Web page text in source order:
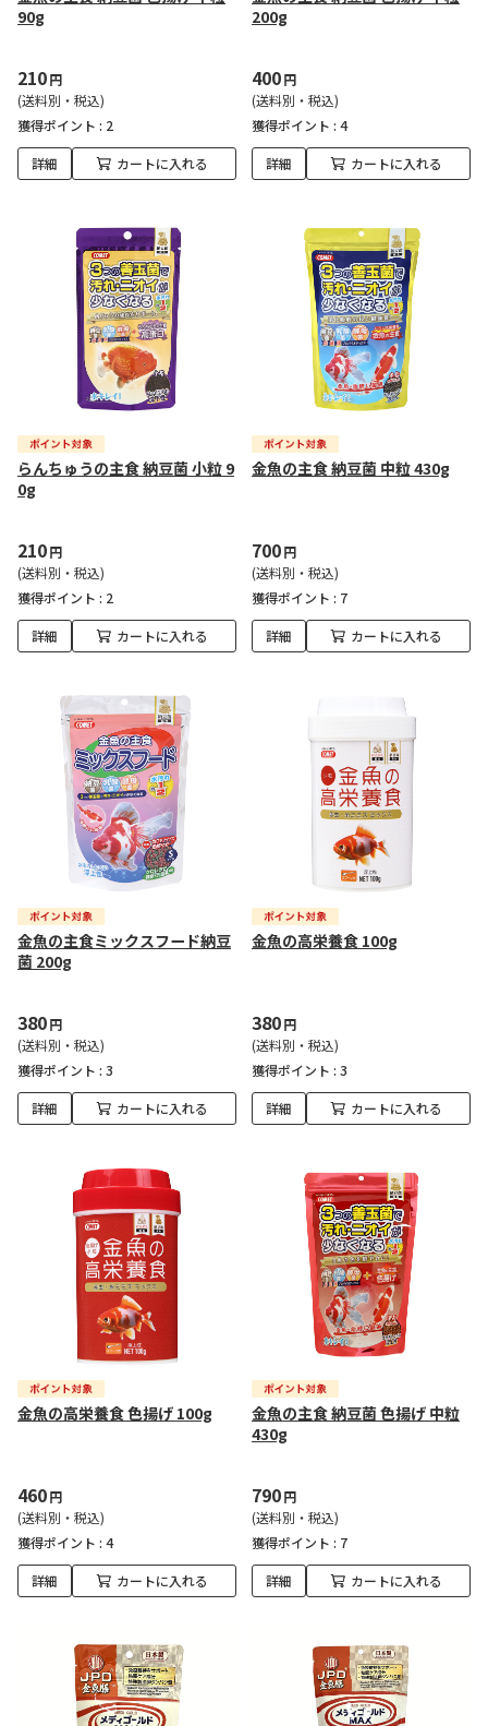
90g
210円
(送料別・税込)
獲得ポイント : 2
詳細 カートに入れる
200g
400円
(送料別・税込)
獲得ポイント : 4
詳細 カートに入れる
らんちゅうの主食 納豆菌 小粒 9
0g
210円
(送料別・税込)
獲得ポイント : 2
詳細 カートに入れる
金魚の主食 納豆菌 中粒 430g
700円
(送料別・税込)
獲得ポイント : 7
詳細 カートに入れる
金魚の主食ミックスフード納豆
菌 200g
380円
(送料別・税込)
獲得ポイント : 3
詳細 カートに入れる
金魚の高栄養食 100g
380円
(送料別・税込)
獲得ポイント : 3
詳細 カートに入れる
金魚の高栄養食 色揚げ 100g
460円
(送料別・税込)
獲得ポイント : 4
詳細 カートに入れる
金魚の主食 納豆菌 色揚げ 中粒
430g
790円
(送料別・税込)
獲得ポイント : 7
詳細 カートに入れる